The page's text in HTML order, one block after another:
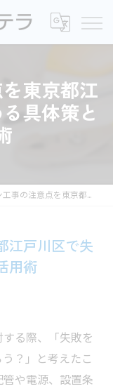
東京都江
具体策と
東京都江戸川区で失敗せず進める具体策と補助金活用術
江戸川区で失
用術
る際、「失敗を
？」と考えたこ
や電源、設置条